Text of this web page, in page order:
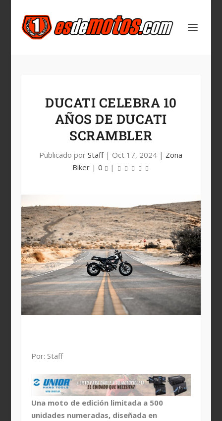
DUCATI CELEBRA 10
AÑOS DE DUCATI
SCRAMBLER
Publicado porStaff| Oct 17, 2024 | Zona
Biker |0 |
Por: Staff
Una moto de edición limitada a 500
unidades numeradas, diseñada en